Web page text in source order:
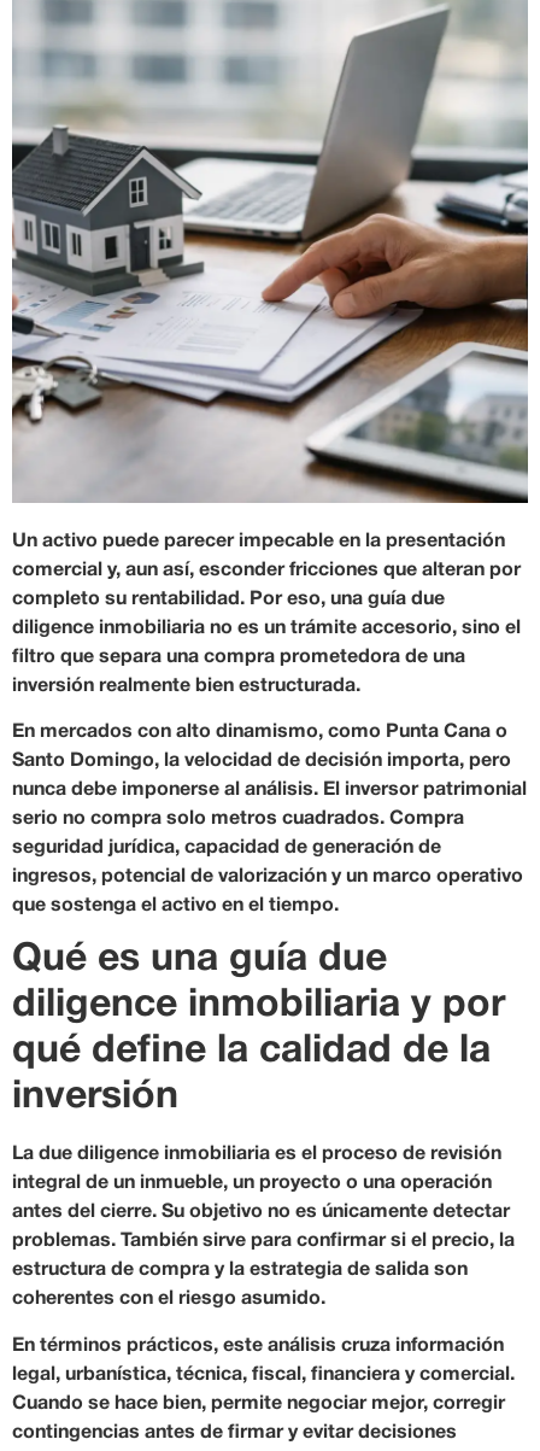
Un activo puede parecer impecable en la presentación
comercial y, aun así, esconder fricciones que alteran por
completo su rentabilidad. Por eso, una guía due
diligence inmobiliaria no es un trámite accesorio, sino el
filtro que separa una compra prometedora de una
inversión realmente bien estructurada.
En mercados con alto dinamismo, como Punta Cana o
Santo Domingo, la velocidad de decisión importa, pero
nunca debe imponerse al análisis. El inversor patrimonial
serio no compra solo metros cuadrados. Compra
seguridad jurídica, capacidad de generación de
ingresos, potencial de valorización y un marco operativo
que sostenga el activo en el tiempo.
Qué es una guía due
diligence inmobiliaria y por
qué define la calidad de la
inversión
La due diligence inmobiliaria es el proceso de revisión
integral de un inmueble, un proyecto o una operación
antes del cierre. Su objetivo no es únicamente detectar
problemas. También sirve para confirmar si el precio, la
estructura de compra y la estrategia de salida son
coherentes con el riesgo asumido.
En términos prácticos, este análisis cruza información
legal, urbanística, técnica, fiscal, financiera y comercial.
Cuando se hace bien, permite negociar mejor, corregir
contingencias antes de firmar y evitar decisiones